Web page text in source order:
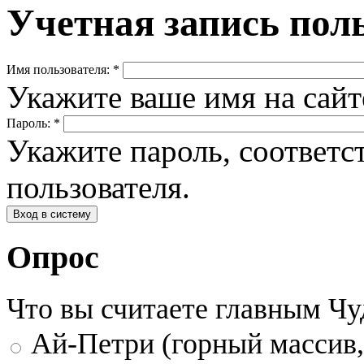
Учетная запись
Имя пользователя: *
Укажите ваше имя на
Пароль: *
Укажите пароль,
пользователя.
Опрос
Что вы считаете главным
Ай-Петри (горный